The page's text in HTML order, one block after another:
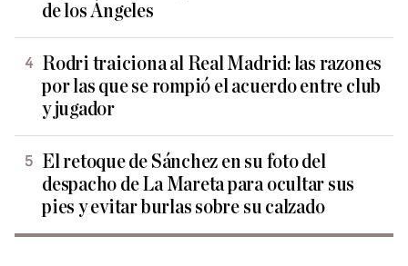
de los Ángeles
Rodri traiciona al Real Madrid: las razones
por las que se rompió el acuerdo entre club
y jugador
El retoque de Sánchez en su foto del
despacho de La Mareta para ocultar sus
pies y evitar burlas sobre su calzado